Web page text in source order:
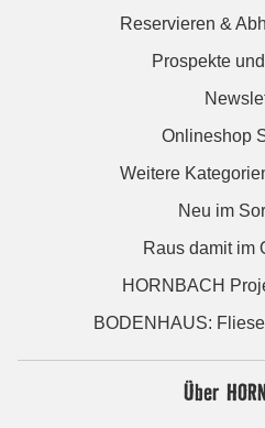
Reservieren &
Prospekte
Onlineshop
Weitere
Neu im
Raus damit im
HORNBACH
BODENHAUS:
Über